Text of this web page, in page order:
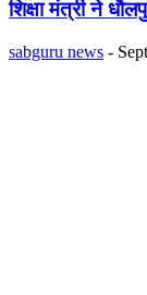
शिक्षा मंत्री ने
sabguru news -